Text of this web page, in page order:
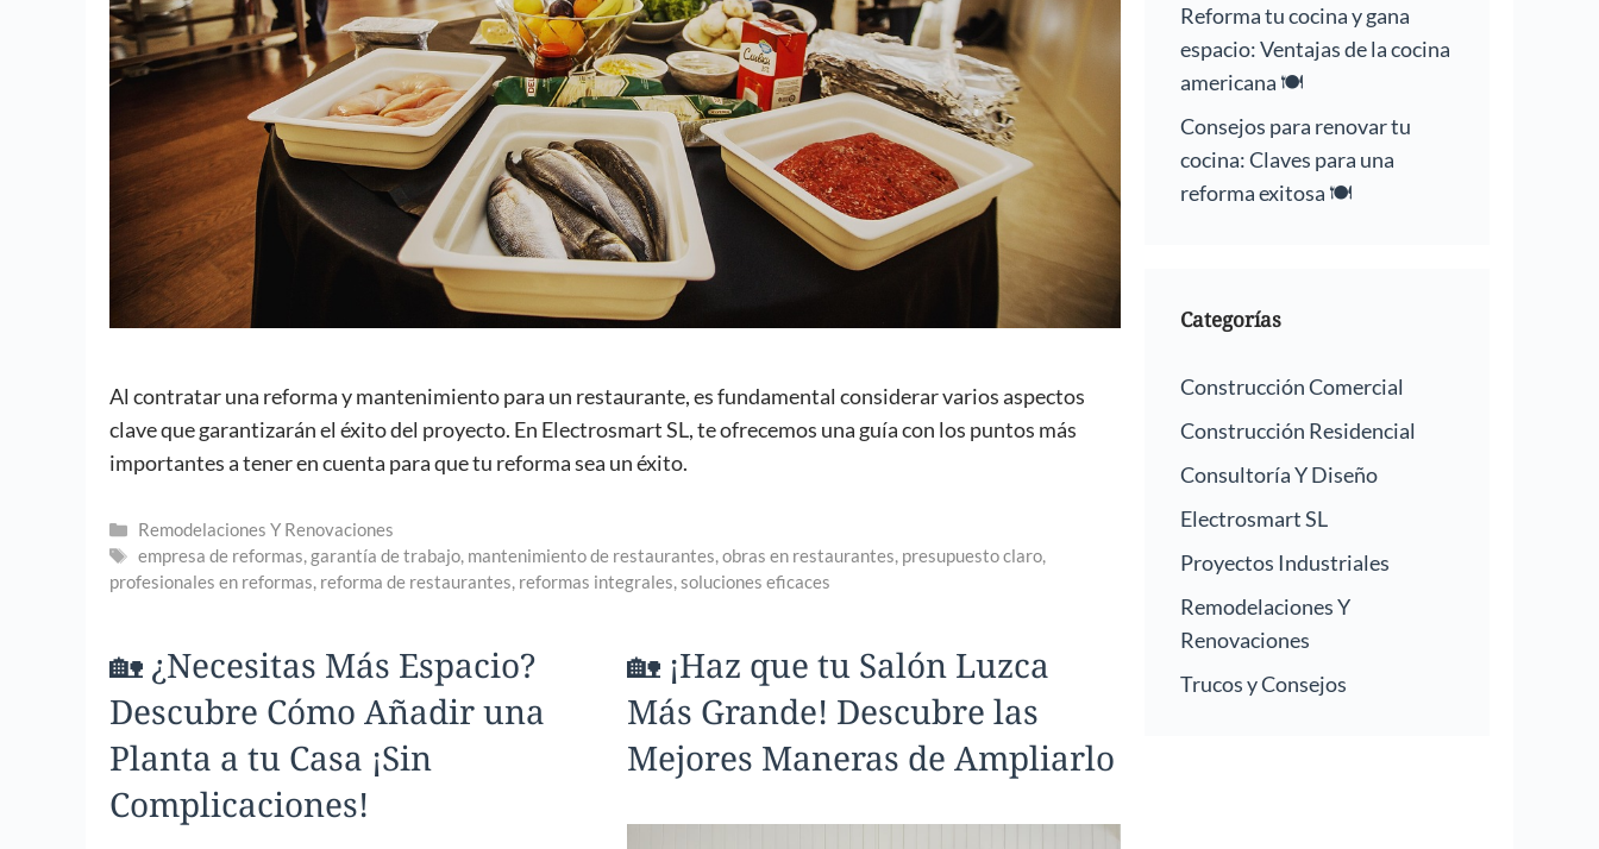
Al contratar una reforma y mantenimiento para un restaurante, es fundamental considerar varios aspectos
clave que garantizarán el éxito del proyecto. En Electrosmart SL, te ofrecemos una guía con los puntos más
importantes a tener en cuenta para que tu reforma sea un éxito.
Categorías
Remodelaciones Y Renovaciones
Etiquetas
empresa de reformas, garantía de trabajo, mantenimiento de restaurantes,obras en restaurantes, presupuesto claro,
profesionales en reformas, reforma de restaurantes, reformas integrales,soluciones eficaces
🏡 ¿Necesitas Más Espacio?
Descubre Cómo Añadir una
Planta a tu Casa ¡Sin
Complicaciones!
🏡 ¡Haz que tu Salón Luzca
Más Grande! Descubre las
Mejores Maneras de Ampliarlo
Reforma tu cocina y gana
espacio: Ventajas de la cocina
americana 🍽️
Consejos para renovar tu
cocina: Claves para una
reforma exitosa 🍽️
Categorías
Construcción Comercial
Construcción Residencial
Consultoría Y Diseño
Electrosmart SL
Proyectos Industriales
Remodelaciones Y
Renovaciones
Trucos y Consejos